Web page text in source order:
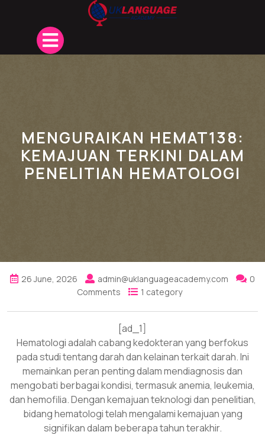
Open
MENGURAIKAN HEMAT138:
KEMAJUAN TERKINI DALAM
PENELITIAN HEMATOLOGI
26 June, 2026 admin@uklanguageacademy.com
0
Comments
1 category
[ad_1]
Hematologi adalah cabang kedokteran yang berfokus
pada studi tentang darah dan kelainan terkait darah. Ini
memainkan peran penting dalam mendiagnosis dan
mengobati berbagai kondisi, termasuk anemia, leukemia,
dan hemofilia. Dengan kemajuan teknologi dan penelitian,
bidang hematologi telah mengalami kemajuan yang
signifikan dalam beberapa tahun terakhir.